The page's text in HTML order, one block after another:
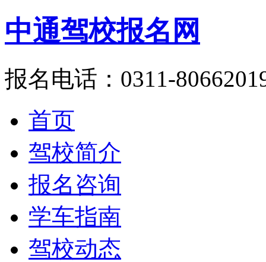
中通驾校报名网
报名电话：0311-
首页
驾校简介
报名咨询
学车指南
驾校动态